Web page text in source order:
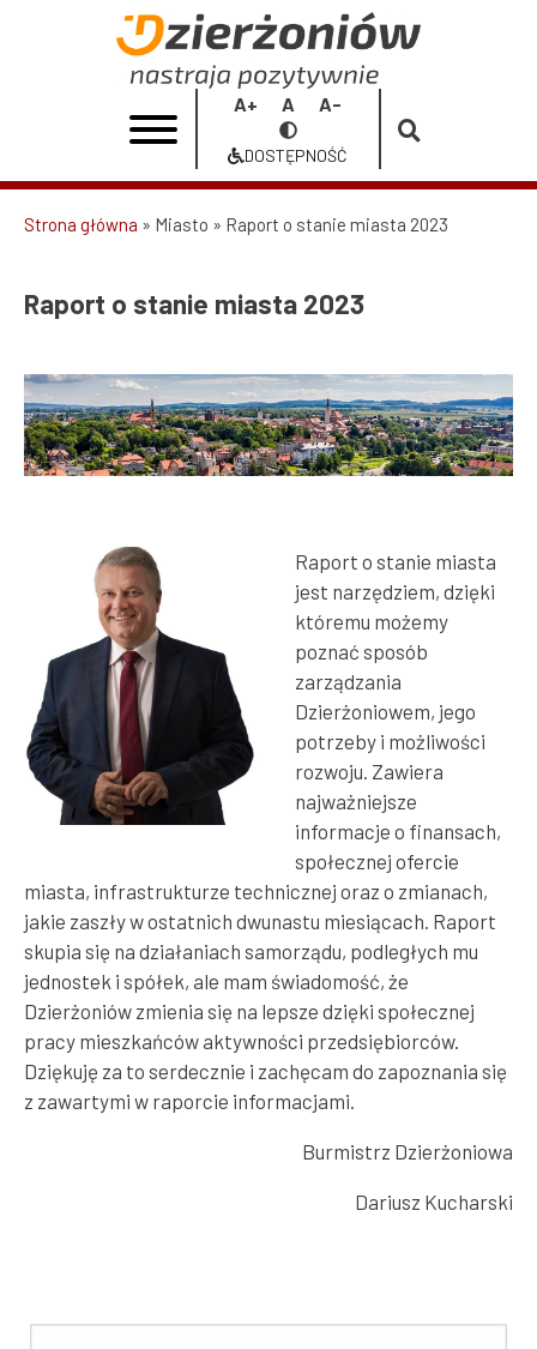
miasta
2023
Urząd
Dzierżoniów
Increase
font
Reset
font
size
Decrease
font
Przełącz
na
Dostępność
DOSTĘPNOŚĆ
nawigacyjna
Strona główna Miasto Raport o stanie miasta 2023
Raport o stanie miasta 2023
Raport o stanie miasta
jest narzędziem, dzięki
któremu możemy
poznać sposób
zarządzania
Dzierżoniowem, jego
potrzeby i możliwości
rozwoju. Zawiera
najważniejsze
informacje o finansach,
społecznej ofercie
miasta, infrastrukturze technicznej oraz o zmianach,
jakie zaszły w ostatnich dwunastu miesiącach. Raport
skupia się na działaniach samorządu, podległych mu
jednostek i spółek, ale mam świadomość, że
Dzierżoniów zmienia się na lepsze dzięki społecznej
pracy mieszkańców aktywności przedsiębiorców.
Dziękuję za to serdecznie i zachęcam do zapoznania się
z zawartymi w raporcie informacjami.
Burmistrz Dzierżoniowa
Dariusz Kucharski